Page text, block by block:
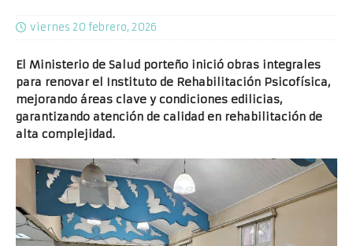
viernes 20 febrero, 2026
El Ministerio de Salud porteño inició obras integrales
para renovar el Instituto de Rehabilitación Psicofísica,
mejorando áreas clave y condiciones edilicias,
garantizando atención de calidad en rehabilitación de
alta complejidad.